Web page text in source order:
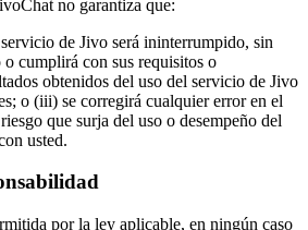
no garantiza que:
de Jivo será ininterrumpido, sin
cumplirá con sus requisitos o
obtenidos del uso del servicio de Jivo
o (iii) se corregirá cualquier error en el
que surja del uso o desempeño del
usted.
por la ley aplicable, en ningún caso